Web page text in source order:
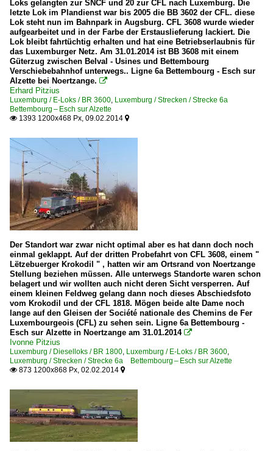
Loks gelangten zur SNCF und 20 zur CFL nach Luxemburg. Die
letzte Lok im Plandienst war bis 2005 die BB 3602 der CFL. diese
Lok steht nun im Bahnpark in Augsburg. CFL 3608 wurde wieder
aufgearbeitet und in der Farbe der Erstauslieferung lackiert. Die
Lok bleibt fahrtüchtig erhalten und hat eine Betriebserlaubnis für
das Luxemburger Netz. Am 31.01.2014 ist BB 3608 mit einem
Güterzug zwischen Belval - Usines und Bettembourg
Verschiebebahnhof unterwegs.. Ligne 6a Bettembourg - Esch sur
Alzette bei Noertzange. 
Erhard Pitzius
Luxemburg / E-Loks / BR 3600, Luxemburg / Strecken / Strecke 6a
Bettembourg – Esch sur Alzette
 1393 1200x468 Px, 09.02.2014 
Der Standort war zwar nicht optimal aber es hat dann doch noch
einmal geklappt. Auf der dritten Probefahrt von CFL 3608, einem "
Lëtzebuerger Krokodil " , hatten wir am Ortsrand von Noertzange
Stellung beziehen müssen. Alle unterwegs Standorte waren schon
belagert und wir wollten auch nicht deren Sicht versperren. Auf
einem kleinen Feldweg gelang dann noch dieses Abschiedsfoto
vom Krokodil und der CFL 1818. Mögen beide alte Dame noch
lange auf den Gleisen der Société nationale des Chemins de Fer
Luxembourgeois (CFL) zu sehen sein. Ligne 6a Bettembourg -
Esch sur Alzette in Noertzange am 31.01.2014 
Ivonne Pitzius
Luxemburg / Dieselloks / BR 1800, Luxemburg / E-Loks / BR 3600,
Luxemburg / Strecken / Strecke 6a Bettembourg – Esch sur Alzette
 873 1200x868 Px, 02.02.2014 